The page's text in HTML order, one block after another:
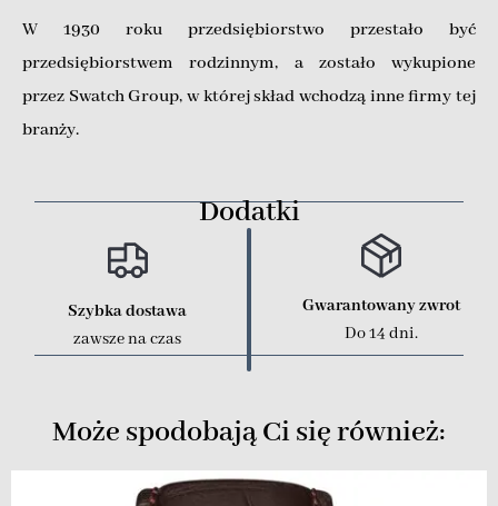
W 1930 roku przedsiębiorstwo przestało być
przedsiębiorstwem rodzinnym, a zostało wykupione
przez Swatch Group, w której skład wchodzą inne firmy tej
branży.
Dodatki
Szybka dostawa
zawsze na czas
Gwarantowany zwrot
Do 14 dni.
Może spodobają Ci się również: